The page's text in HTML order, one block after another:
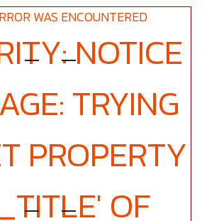
WAS ENCOUNTERED
NOTICE
TRYING
PROPERTY
OF